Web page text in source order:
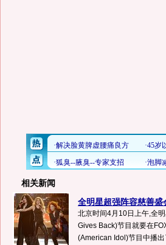
相关新闻
全明星超强阵容慈善
北京时间4月10日上午,全
Gives Back)节目就要在
(American Idol)节目中播出